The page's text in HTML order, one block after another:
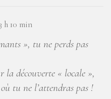
h 10 min
», tu ne perds pas
la découverte « locale »,
tu ne l’attendras pas !